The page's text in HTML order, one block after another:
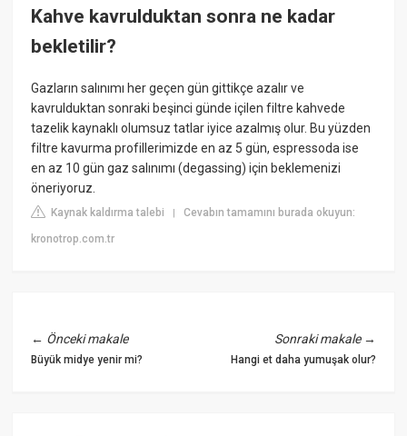
Kahve kavrulduktan sonra ne kadar
bekletilir?
Gazların salınımı her geçen gün gittikçe azalır ve
kavrulduktan sonraki beşinci günde içilen filtre kahvede
tazelik kaynaklı olumsuz tatlar iyice azalmış olur. Bu yüzden
filtre kavurma profillerimizde en az 5 gün, espressoda ise
en az 10 gün gaz salınımı (degassing) için beklemenizi
öneriyoruz.
Kaynak kaldırma talebi |Cevabın tamamını burada okuyun:
kronotrop.com.tr
← Önceki makale
Büyük midye yenir mi?
Sonraki makale→
Hangi et daha yumuşak olur?